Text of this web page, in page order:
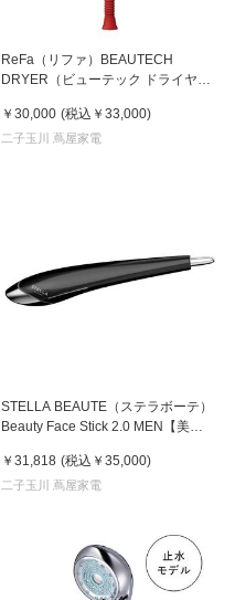
ReFa（リファ）BEAUTECH
DRYER（ビューテック ドライヤ
￥30,000 (税込 ￥33,000)
二子玉川 蔦屋家電
STELLA BEAUTE（ステラボーテ）
Beauty Face Stick 2.0 MEN【美顔
￥31,818 (税込 ￥35,000)
二子玉川 蔦屋家電